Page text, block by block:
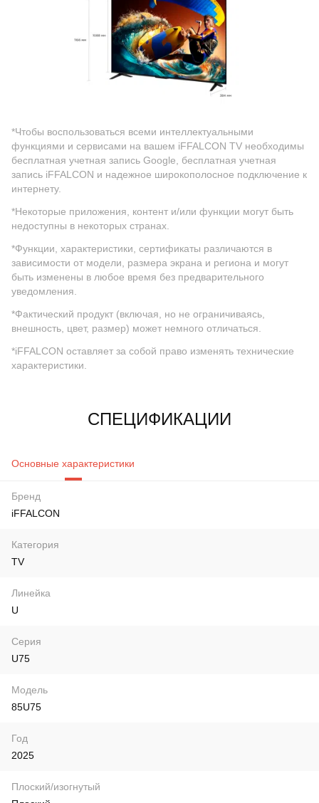
*Чтобы воспользоваться всеми интеллектуальными
функциями и сервисами на вашем iFFALCON TV необходимы
бесплатная учетная запись Google, бесплатная учетная
запись iFFALCON и надежное широкополосное подключение к
интернету.
*Некоторые приложения, контент и/или функции могут быть
недоступны в некоторых странах.
*Функции, характеристики, сертификаты различаются в
зависимости от модели, размера экрана и региона и могут
быть изменены в любое время без предварительного
уведомления.
*Фактический продукт (включая, но не ограничиваясь,
внешность, цвет, размер) может немного отличаться.
*iFFALCON оставляет за собой право изменять технические
характеристики.
СПЕЦИФИКАЦИИ
Основные характеристики
Бренд
iFFALCON
Категория
TV
Линейка
U
Серия
U75
Модель
85U75
Год
2025
Плоский/изогнутый